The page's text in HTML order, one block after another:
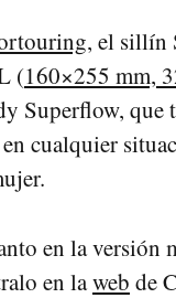
, el sillín
(160×255 mm,
Superflow, que
cualquier
en la versión
en laweb de